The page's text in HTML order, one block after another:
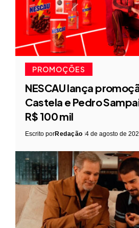
PROMOÇÕES
NESCAU lança
Castela e Pedro
R$ 100 mil
Escrito porRedação 4 de agosto de